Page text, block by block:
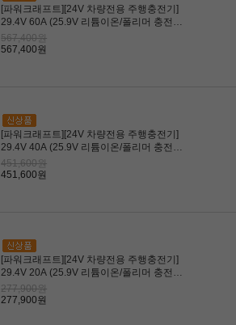
[파워크래프트][24V 차량전용 주행충전기]
29.4V 60A (25.9V 리튬이온/폴리머 충전전
용) (AGV, 구동로봇용)
567,400원
567,400원
[파워크래프트][24V 차량전용 주행충전기]
29.4V 40A (25.9V 리튬이온/폴리머 충전전
용) (AGV, 구동로봇용)
451,600원
451,600원
[파워크래프트][24V 차량전용 주행충전기]
29.4V 20A (25.9V 리튬이온/폴리머 충전전
용) (AGV, 구동로봇용)
277,900원
277,900원